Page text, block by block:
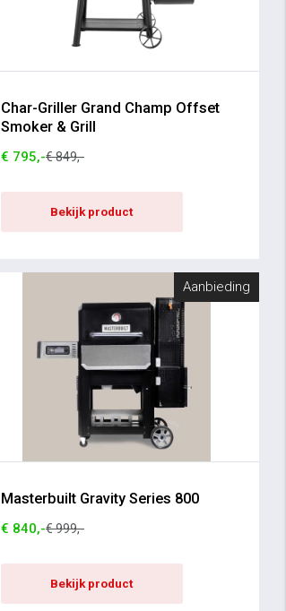
Char-Griller Grand Champ Offset
Smoker & Grill
€ 795,-€ 849,-
Bekijk product
Aanbieding
Masterbuilt Gravity Series 800
€ 840,-€ 999,-
Bekijk product